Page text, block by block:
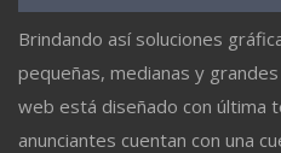
Brindando así soluciones
pequeñas, medianas y
web está diseñado con última
anunciantes cuentan con una